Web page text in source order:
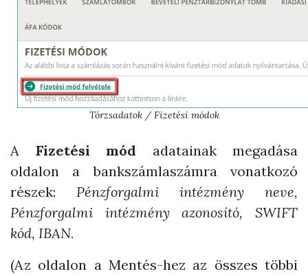
Törzsadatok / Fizetési módok
A Fizetési mód adatainak megadása
oldalon a bankszámlaszámra vonatkozó
részek: Pénzforgalmi intézmény neve,
Pénzforgalmi intézmény azonosító, SWIFT
kód, IBAN.
(Az oldalon a Mentés-hez az összes többi